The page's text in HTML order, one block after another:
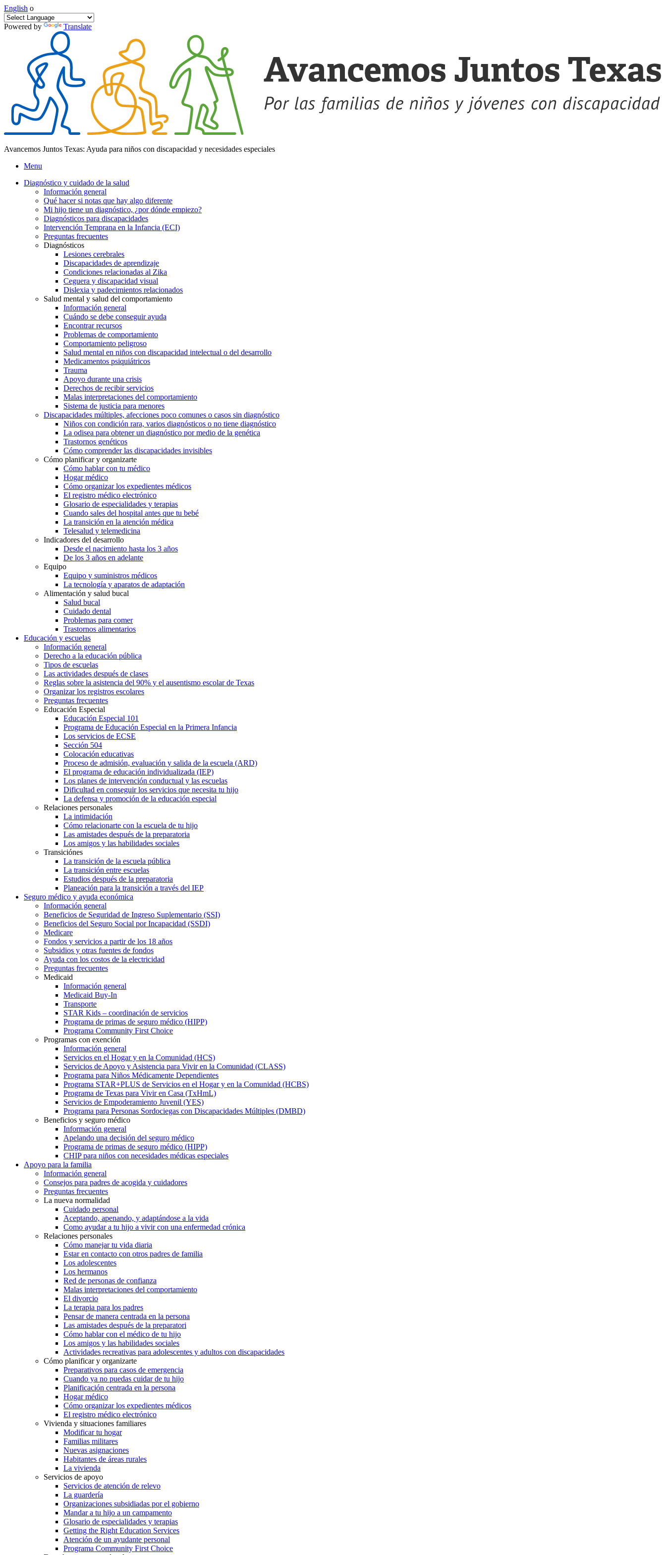
English o
Powered by Translate
Avancemos Juntos Texas: Ayuda para niños con discapacidad y necesidades especiales
Menu
Diagnóstico y cuidado de la salud
Información general
Qué hacer si notas que hay algo diferente
Mi hijo tiene un diagnóstico, ¿por dónde empiezo?
Diagnósticos para discapacidades
Intervención Temprana en la Infancia (ECI)
Preguntas frecuentes
Diagnósticos
Lesiones cerebrales
Discapacidades de aprendizaje
Condiciones relacionadas al Zika
Ceguera y discapacidad visual
Dislexia y padecimientos relacionados
Salud mental y salud del comportamiento
Información general
Cuándo se debe conseguir ayuda
Encontrar recursos
Problemas de comportamiento
Comportamiento peligroso
Salud mental en niños con discapacidad intelectual o del desarrollo
Medicamentos psiquiátricos
Trauma
Apoyo durante una crisis
Derechos de recibir servicios
Malas interpretaciones del comportamiento
Sistema de justicia para menores
Discapacidades múltiples, afecciones poco comunes o casos sin diagnóstico
Niños con condición rara, varios diagnósticos o no tiene diagnóstico
La odisea para obtener un diagnóstico por medio de la genética
Trastornos genéticos
Cómo comprender las discapacidades invisibles
Cómo planificar y organizarte
Cómo hablar con tu médico
Hogar médico
Cómo organizar los expedientes médicos
El registro médico electrónico
Glosario de especialidades y terapias
Cuando sales del hospital antes que tu bebé
La transición en la atención médica
Telesalud y telemedicina
Indicadores del desarrollo
Desde el nacimiento hasta los 3 años
De los 3 años en adelante
Equipo
Equipo y suministros médicos
La tecnología y aparatos de adaptación
Alimentación y salud bucal
Salud bucal
Cuidado dental
Problemas para comer
Trastornos alimentarios
Educación y escuelas
Información general
Derecho a la educación pública
Tipos de escuelas
Las actividades después de clases
Reglas sobre la asistencia del 90% y el ausentismo escolar de Texas
Organizar los registros escolares
Preguntas frecuentes
Educación Especial
Educación Especial 101
Programa de Educación Especial en la Primera Infancia
Los servicios de ECSE
Sección 504
Colocación educativas
Proceso de admisión, evaluación y salida de la escuela (ARD)
El programa de educación individualizada (IEP)
Los planes de intervención conductual y las escuelas
Dificultad en conseguir los servicios que necesita tu hijo
La defensa y promoción de la educación especial
Relaciones personales
La intimidación
Cómo relacionarte con la escuela de tu hijo
Las amistades después de la preparatoria
Los amigos y las habilidades sociales
Transiciónes
La transición de la escuela pública
La transición entre escuelas
Estudios después de la preparatoria
Planeación para la transición a través del IEP
Seguro médico y ayuda económica
Información general
Beneficios de Seguridad de Ingreso Suplementario (SSI)
Beneficios del Seguro Social por Incapacidad (SSDI)
Medicare
Fondos y servicios a partir de los 18 años
Subsidios y otras fuentes de fondos
Ayuda con los costos de la electricidad
Preguntas frecuentes
Medicaid
Información general
Medicaid Buy-In
Transporte
STAR Kids – coordinación de servicios
Programa de primas de seguro médico (HIPP)
Programa Community First Choice
Programas con exención
Información general
Servicios en el Hogar y en la Comunidad (HCS)
Servicios de Apoyo y Asistencia para Vivir en la Comunidad (CLASS)
Programa para Niños Médicamente Dependientes
Programa STAR+PLUS de Servicios en el Hogar y en la Comunidad (HCBS)
Programa de Texas para Vivir en Casa (TxHmL)
Servicios de Empoderamiento Juvenil (YES)
Programa para Personas Sordociegas con Discapacidades Múltiples (DMBD)
Beneficios y seguro médico
Información general
Apelando una decisión del seguro médico
Programa de primas de seguro médico (HIPP)
CHIP para niños con necesidades médicas especiales
Apoyo para la familia
Información general
Consejos para padres de acogida y cuidadores
Preguntas frecuentes
La nueva normalidad
Cuidado personal
Aceptando, apenando, y adaptándose a la vida
Como ayudar a tu hijo a vivir con una enfermedad crónica
Relaciones personales
Cómo manejar tu vida diaria
Estar en contacto con otros padres de familia
Los adolescentes
Los hermanos
Red de personas de confianza
Malas interpretaciones del comportamiento
El divorcio
La terapia para los padres
Pensar de manera centrada en la persona
Las amistades después de la preparatori
Cómo hablar con el médico de tu hijo
Los amigos y las habilidades sociales
Actividades recreativas para adolescentes y adultos con discapacidades
Cómo planificar y organizarte
Preparativos para casos de emergencia
Cuando ya no puedas cuidar de tu hijo
Planificación centrada en la persona
Hogar médico
Cómo organizar los expedientes médicos
El registro médico electrónico
Vivienda y situaciones familiares
Modificar tu hogar
Familias militares
Nuevas asignaciones
Habitantes de áreas rurales
La vivienda
Servicios de apoyo
Servicios de atención de relevo
La guardería
Organizaciones subsidiadas por el gobierno
Mandar a tu hijo a un campamento
Glosario de especialidades y terapias
Getting the Right Education Services
Atención de un ayudante personal
Programa Community First Choice